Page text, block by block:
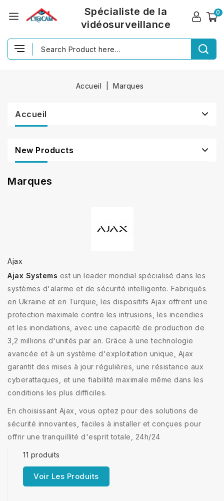
0
Spécialiste de la
vidéosurveillance
Accueil Marques
Accueil
New Products
Marques
Ajax
Ajax Systems est un leader mondial spécialisé dans les
systèmes d'alarme et de sécurité intelligente. Fabriqués
en Ukraine et en Turquie, les dispositifs Ajax offrent une
protection maximale contre les intrusions, les incendies
et les inondations, avec une capacité de production de
3,2 millions d'unités par an. Grâce à une technologie
avancée et à un système d'exploitation unique, Ajax
garantit des mises à jour régulières, une résistance aux
cyberattaques, et une fiabilité maximale même dans les
conditions les plus difficiles.
En choisissant Ajax, vous optez pour des solutions de
sécurité innovantes, faciles à installer et conçues pour
offrir une tranquillité d'esprit totale, 24h/24
11 produits
Voir Les Produits